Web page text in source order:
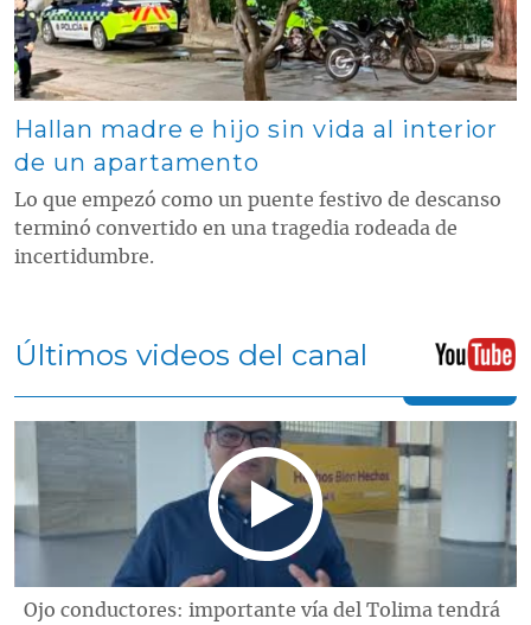
Hallan madre e hijo sin vida al interior
de un apartamento
Lo que empezó como un puente festivo de descanso
terminó convertido en una tragedia rodeada de
incertidumbre.
Últimos videos del canal
Ojo conductores: importante vía del Tolima tendrá